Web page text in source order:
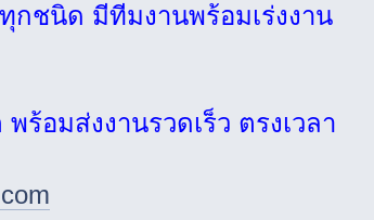
ชนิด มีทีมงานพร้อมเร่งงาน
ร้อมส่งงานรวดเร็ว ตรงเวลา